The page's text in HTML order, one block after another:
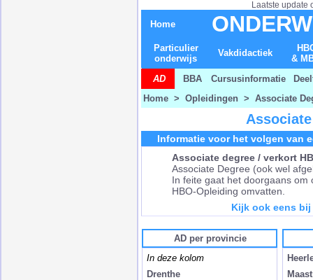
Laatste update
Home
Particulier
onderwijs
Vakdidactiek
&
AD
BBA Cursusinformatie
Home > Opleidingen > Associate
Informatie voor het volgen van
Associate degree / verkort
Associate Degree (ook wel
In feite gaat het doorgaans
HBO-Opleiding omvatten.
Kijk ook eens
AD per provincie
In deze kolom
Drenthe